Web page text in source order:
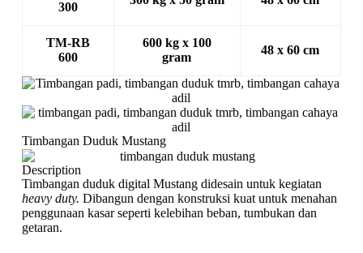
300
TM-RB
600
600 kg x 100
gram
48 x 60 cm
Timbangan Duduk Mustang
Description
Timbangan duduk digital Mustang didesain untuk kegiatan
heavy duty. Dibangun dengan konstruksi kuat untuk menahan
penggunaan kasar seperti kelebihan beban, tumbukan dan
getaran.